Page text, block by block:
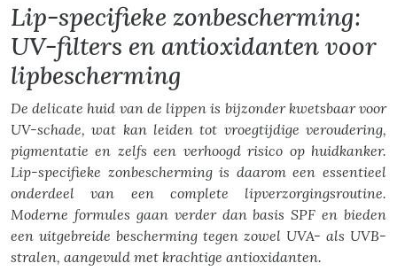
Lip-specifieke zonbescherming:
UV-filters en antioxidanten voor
lipbescherming
De delicate huid van de lippen is bijzonder kwetsbaar voor
UV-schade, wat kan leiden tot vroegtijdige veroudering,
pigmentatie en zelfs een verhoogd risico op huidkanker.
Lip-specifieke zonbescherming is daarom een essentieel
onderdeel van een complete lipverzorgingsroutine.
Moderne formules gaan verder dan basis SPF en bieden
een uitgebreide bescherming tegen zowel UVA- als UVB-
stralen, aangevuld met krachtige antioxidanten.